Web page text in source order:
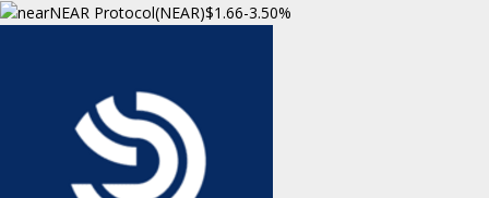
NEAR Protocol(NEAR)$1.66-3.50%